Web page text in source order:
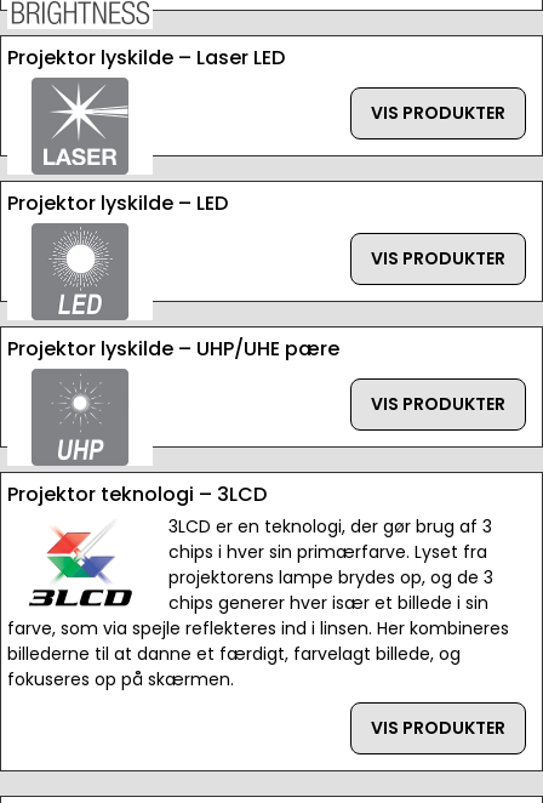
Projektor lyskilde – Laser LED
VIS PRODUKTER
Projektor lyskilde – LED
VIS PRODUKTER
Projektor lyskilde – UHP/UHE pære
VIS PRODUKTER
Projektor teknologi – 3LCD
3LCD er en teknologi, der gør brug af 3
chips i hver sin primærfarve. Lyset fra
projektorens lampe brydes op, og de 3
chips generer hver især et billede i sin
farve, som via spejle reflekteres ind i linsen. Her kombineres
billederne til at danne et færdigt, farvelagt billede, og
fokuseres op på skærmen.
VIS PRODUKTER